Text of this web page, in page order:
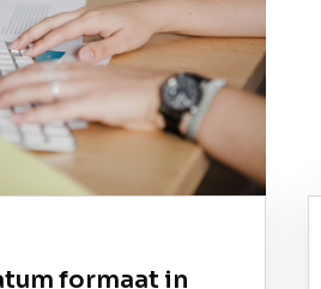
formaat in